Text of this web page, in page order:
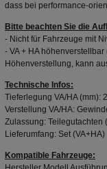
dass bei performance-
Bitte beachten Sie die
- Nicht für Fahrzeuge mit
- VA + HA
Höhenverstellung, kann
Technische Infos:
Tieferlegung VA/HA (mm):
Verstellung VA/HA:
Zulassung: Teilegutachten
Lieferumfang: Set (VA+HA)
Kompatible Fahrzeuge: